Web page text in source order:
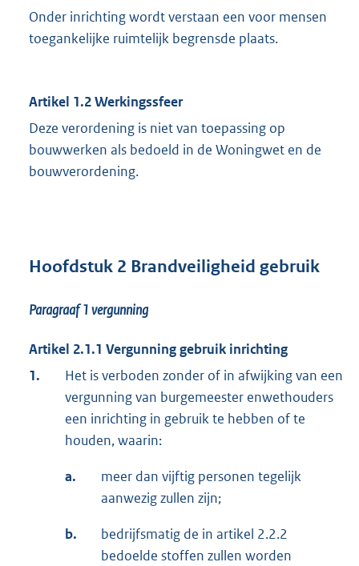
Onder inrichting wordt verstaan een voor mensen
toegankelijke ruimtelijk begrensde plaats.
Artikel 1.2 Werkingssfeer
Deze verordening is niet van toepassing op
bouwwerken als bedoeld in de Woningwet en de
bouwverordening.
Hoofdstuk 2 Brandveiligheid gebruik
Paragraaf 1vergunning
Artikel 2.1.1 Vergunning gebruik inrichting
1.
Het is verboden zonder of in afwijking van een
vergunning van burgemeester enwethouders
een inrichting in gebruik te hebben of te
houden, waarin:
a.
meer dan vijftig personen tegelijk
aanwezig zullen zijn;
b.
bedrijfsmatig de in artikel 2.2.2
bedoelde stoffen zullen worden